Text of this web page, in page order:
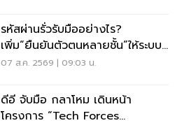
รหัสผ่านรั่วรับมืออย่างไร?
เพิ่ม“ยืนยันตัวตนหลายชั้น”ให้ระบบ
เดิม ไม่ต้องรื้อใหม่
07 ส.ค. 2569 | 09:03 น.
ดีอี จับมือ กลาโหม เดินหน้า
โครงการ “Tech Forces